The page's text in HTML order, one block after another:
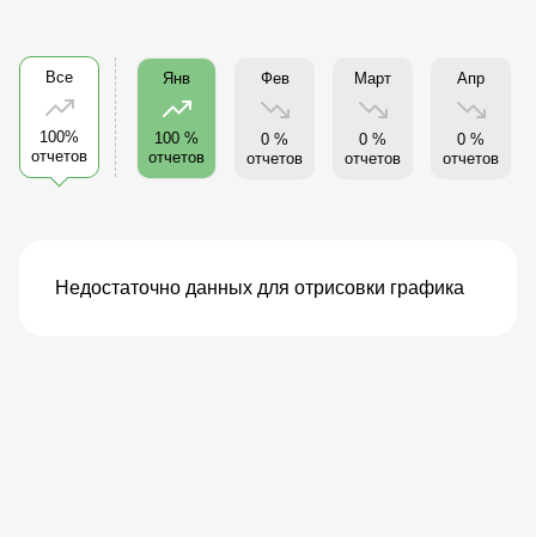
Все
100%
отчетов
Янв
100 %
отчетов
Фев
0 %
отчетов
Март
0 %
отчетов
Апр
0 %
отчетов
Недостаточно данных для отрисовки графика